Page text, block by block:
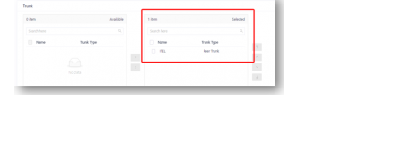
Tổng đài VoIP Yeastar S412
Tổng đài VoIP Yeastar S20